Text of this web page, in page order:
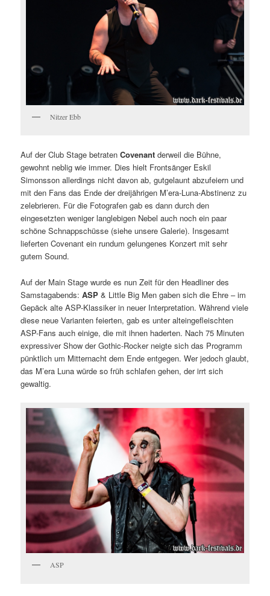
Nitzer Ebb
Auf der Club Stage betratenCovenant derweil die Bühne,
gewohnt neblig wie immer. Dies hielt Frontsänger Eskil
Simonsson allerdings nicht davon ab, gutgelaunt abzufeiern und
mit den Fans das Ende der dreijährigen M’era-Luna-Abstinenz zu
zelebrieren. Für die Fotografen gab es dann durch den
eingesetzten weniger langlebigen Nebel auch noch ein paar
schöne Schnappschüsse (siehe unsere Galerie). Insgesamt
lieferten Covenant ein rundum gelungenes Konzert mit sehr
gutem Sound.
Auf der Main Stage wurde es nun Zeit für den Headliner des
Samstagabends:ASP & Little Big Men gaben sich die Ehre – im
Gepäck alte ASP-Klassiker in neuer Interpretation. Während viele
diese neue Varianten feierten, gab es unter alteingefleischten
ASP-Fans auch einige, die mit ihnen haderten. Nach 75 Minuten
expressiver Show der Gothic-Rocker neigte sich das Programm
pünktlich um Mitternacht dem Ende entgegen. Wer jedoch glaubt,
das M’era Luna würde so früh schlafen gehen, der irrt sich
gewaltig.
ASP